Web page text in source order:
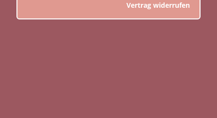
Vertrag widerrufen